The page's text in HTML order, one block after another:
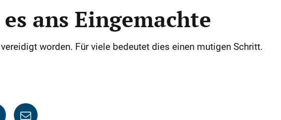
ans Eingemachte
worden. Für viele bedeutet dies einen mutigen Schritt.